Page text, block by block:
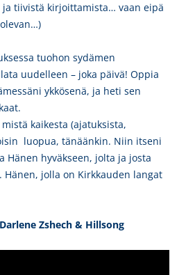
tiivistä kirjoittamista… vaan eipä
tuohon sydämen
uudelleen – joka päivä! Oppia
ykkösenä, ja heti sen
kaikesta (ajatuksista,
luopua, tänäänkin. Niin itseni
Hänen hyväkseen, jolta ja josta
Hänen, jolla on Kirkkauden langat
Zshech & Hillsong